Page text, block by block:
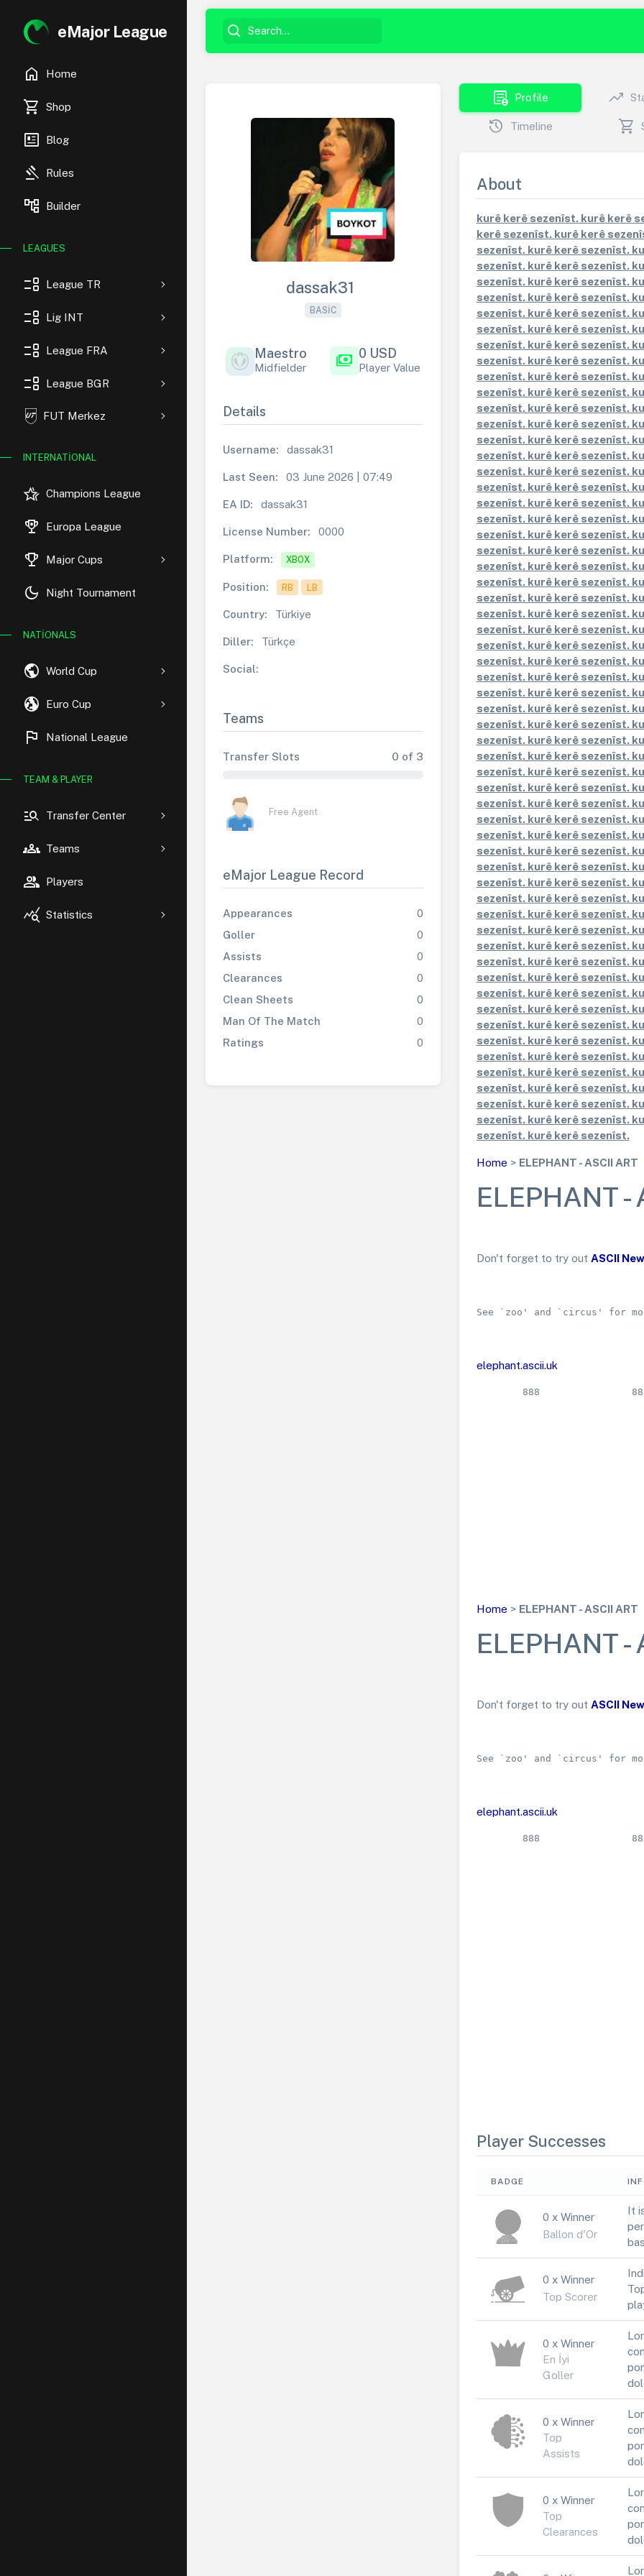
eMajor League
home Home
shopping_cart Shop
newsmode Blog
gavel Rules
account_tree Builder
LEAGUES
event_list League TR
event_list Lig INT
event_list League FRA
event_list League BGR
FUT Merkez
INTERNATIONAL
hotel_class Champions League
rewarded_ads Europa League
trophy Major Cups
dark_mode Night Tournament
NATIONALS
public World Cup
globe_uk Euro Cup
flag National League
TEAM & PLAYER
manage_search Transfer Center
groups Teams
group Players
query_stats Statistics
dassak31
BASIC
Maestro
Midfielder payments 0 USD
Player Value
Details
Username: dassak31
Last Seen: 03 June 2026 | 07:49
EA ID: dassak31
License Number: 0000
Platform: XBOX
Position: RB LB
Country: Türkiye
Diller: Türkçe
Social:
Teams
Transfer Slots 0 of 3
Free Agent
eMajor League Record
Appearances
0
Goller
0
Assists
0
Clearances
0
Clean Sheets
0
Man Of The Match
0
Ratings
0
demography Profile trending_up
history Timeline shopping_cart
About
kurê kerê sezenîst. kurê kerê
kerê sezenîst. kurê kerê
sezenîst. kurê kerê sezenîst.
sezenîst. kurê kerê sezenîst.
sezenîst. kurê kerê sezenîst.
sezenîst. kurê kerê sezenîst.
sezenîst. kurê kerê sezenîst.
sezenîst. kurê kerê sezenîst.
sezenîst. kurê kerê sezenîst.
sezenîst. kurê kerê sezenîst.
sezenîst. kurê kerê sezenîst.
sezenîst. kurê kerê sezenîst.
sezenîst. kurê kerê sezenîst.
sezenîst. kurê kerê sezenîst.
sezenîst. kurê kerê sezenîst.
sezenîst. kurê kerê sezenîst.
sezenîst. kurê kerê sezenîst.
sezenîst. kurê kerê sezenîst.
sezenîst. kurê kerê sezenîst.
sezenîst. kurê kerê sezenîst.
sezenîst. kurê kerê sezenîst.
sezenîst. kurê kerê sezenîst.
sezenîst. kurê kerê sezenîst.
sezenîst. kurê kerê sezenîst.
sezenîst. kurê kerê sezenîst.
sezenîst. kurê kerê sezenîst.
sezenîst. kurê kerê sezenîst.
sezenîst. kurê kerê sezenîst.
sezenîst. kurê kerê sezenîst.
sezenîst. kurê kerê sezenîst.
sezenîst. kurê kerê sezenîst.
sezenîst. kurê kerê sezenîst.
sezenîst. kurê kerê sezenîst.
sezenîst. kurê kerê sezenîst.
sezenîst. kurê kerê sezenîst.
sezenîst. kurê kerê sezenîst.
sezenîst. kurê kerê sezenîst.
sezenîst. kurê kerê sezenîst.
sezenîst. kurê kerê sezenîst.
sezenîst. kurê kerê sezenîst.
sezenîst. kurê kerê sezenîst.
sezenîst. kurê kerê sezenîst.
sezenîst. kurê kerê sezenîst.
sezenîst. kurê kerê sezenîst.
sezenîst. kurê kerê sezenîst.
sezenîst. kurê kerê sezenîst.
sezenîst. kurê kerê sezenîst.
sezenîst. kurê kerê sezenîst.
sezenîst. kurê kerê sezenîst.
sezenîst. kurê kerê sezenîst.
sezenîst. kurê kerê sezenîst.
sezenîst. kurê kerê sezenîst.
sezenîst. kurê kerê sezenîst.
sezenîst. kurê kerê sezenîst.
sezenîst. kurê kerê sezenîst.
sezenîst. kurê kerê sezenîst.
sezenîst. kurê kerê sezenîst.
sezenîst. kurê kerê sezenîst.
sezenîst. kurê kerê sezenîst.
Home > ELEPHANT - ASCII ART
ELEPHANT -
Don't forget to try out ASCII
See `zoo'
elephant.ascii.uk
Home > ELEPHANT - ASCII ART
ELEPHANT -
Don't forget to try out ASCII
See `zoo'
elephant.ascii.uk
Player Successes
BADGE
0 x Winner
Ballon d'Or
It
0 x Winner
Top Scorer
0 x Winner
En İyi
Goller
0 x Winner
Top
Assists
0 x Winner
Top
Clearances